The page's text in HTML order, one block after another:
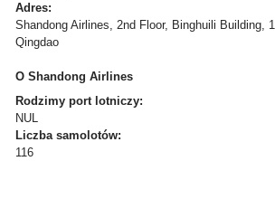
Adres:
Shandong Airlines, 2nd Floor, Binghuili Building,
Qingdao
O Shandong Airlines
Rodzimy port lotniczy:
NUL
Liczba samolotów:
116